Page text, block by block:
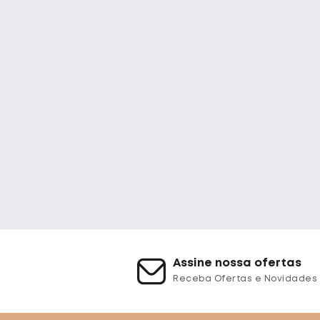
Assine nossa ofertas
Receba Ofertas e Novidades